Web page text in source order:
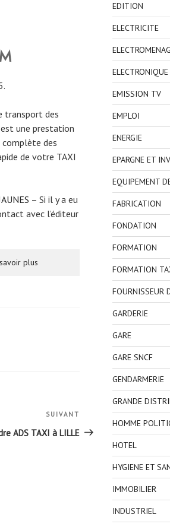
transport des
est une prestation
des
de votre TAXI
– Si il y a eu
avec l’éditeur
plus
suivant
SUIVANT
ADS TAXI à LILLE
EDITION
ELECTRICITE
EMISSION TV
EMPLOI
ENERGIE
EPARGNE ET
EQUIPEMENT
FABRICATION
FONDATION
FORMATION
FORMATION
FOURNISSEUR
GARDERIE
GARE
GARE SNCF
GENDARMERIE
GRANDE
HOMME
HOTEL
HYGIENE ET
IMMOBILIER
INDUSTRIEL